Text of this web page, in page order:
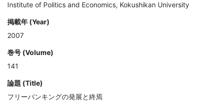
Institute of Politics and Economics, Kokushikan University
掲載年 (Year)
2007
巻号 (Volume)
141
論題 (Title)
フリーバンキングの発展と終焉